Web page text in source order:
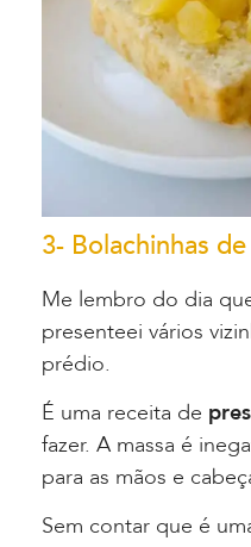
3- Bolachinhas
Me lembro do dia
presenteei vários
prédio.
É uma receita de
fazer. A massa é
para as mãos e
Sem contar que é